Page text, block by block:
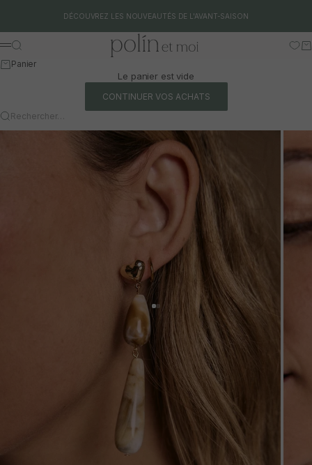
DÉCOUVREZ LES NOUVEAUTÉS DE L'AVANT-SAISON
Polín et moi
Menu
Rechercher
Panier
Le panier est vide
CONTINUER VOS ACHATS
Rechercher…
Aller à l'article 1
Aller à l'article 2